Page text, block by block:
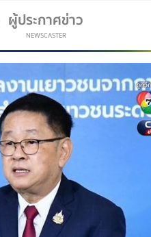
ผู้ประกาศข่าว
NEWSCASTER